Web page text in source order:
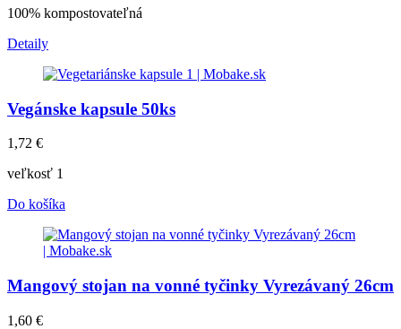
100% kompostovateľná
Detaily
Vegánske kapsule 50ks
1,72 €
veľkosť 1
Do košíka
Mangový stojan na vonné tyčinky Vyrezávaný 26cm
1,60 €